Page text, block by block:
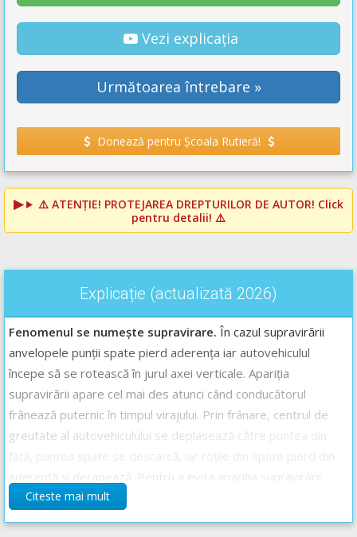
Vezi explicația
Următoarea întrebare »
Donează pentru Școala Rutieră!
⚠️ ATENȚIE! PROTEJAREA DREPTURILOR DE AUTOR! Click
pentru detalii! ⚠️
Explicație (actualizată 2026)
Fenomenul se numește supravirare. În cazul supravirării
anvelopele punții spate pierd aderența iar autovehiculul
începe să se rotească în jurul axei verticale. Apariția
supravirării apare cel mai des atunci când conducătorul
frânează puternic în timpul virajului. Prin frânare, centrul de
greutate al autovehiculului se deplasează către puntea din
viteza de deplasare în timpul unui viraj trebuie să fie cât mai
mică iar frânările bruște și intense să fie evitate.
Citeste mai mult